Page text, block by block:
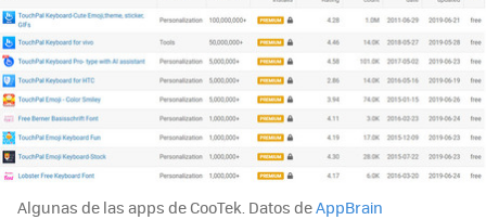
Algunas de las apps de CooTek. Datos deAppBrain